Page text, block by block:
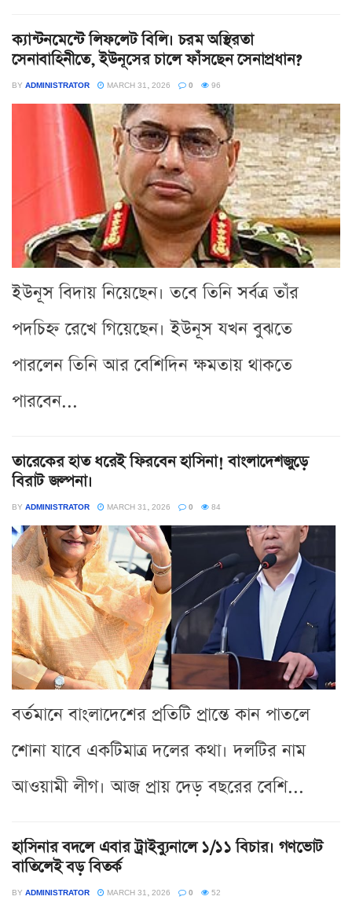
ক্যান্টনমেন্টে লিফলেট বিলি। চরম অস্থিরতা
সেনাবাহিনীতে, ইউনূসের চালে ফাঁসছেন সেনাপ্রধান?
BY ADMINISTRATOR MARCH 31, 2026 0 96
ইউনূস বিদায় নিয়েছেন। তবে তিনি সর্বত্র তাঁর
পদচিহ্ন রেখে গিয়েছেন। ইউনূস যখন বুঝতে
পারলেন তিনি আর বেশিদিন ক্ষমতায় থাকতে
পারবেন...
তারেকের হাত ধরেই ফিরবেন হাসিনা! বাংলাদেশজুড়ে
বিরাট জল্পনা।
BY ADMINISTRATOR MARCH 31, 2026 0 84
বর্তমানে বাংলাদেশের প্রতিটি প্রান্তে কান পাতলে
শোনা যাবে একটিমাত্র দলের কথা। দলটির নাম
আওয়ামী লীগ। আজ প্রায় দেড় বছরের বেশি...
হাসিনার বদলে এবার ট্রাইব্যুনালে ১/১১ বিচার। গণভোট
বাতিলেই বড় বিতর্ক
BY ADMINISTRATOR MARCH 31, 2026 0 52